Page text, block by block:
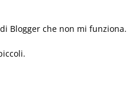
Blogger che non mi funziona.